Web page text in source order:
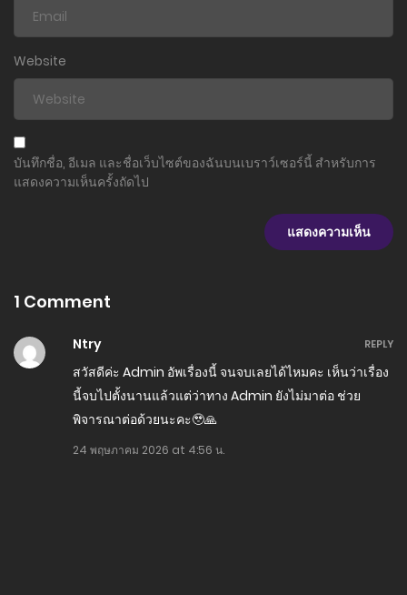
Website
บันทึกชื่อ, อีเมล และชื่อเว็บไซต์ของฉันบนเบราว์เซอร์นี้ สำหรับการ
แสดงความเห็นครั้งถัดไป
1 Comment
Ntry
สวัสดีค่ะ Admin อัพเรื่องนี้ จนจบเลยได้ไหมคะ เห็นว่าเรื่อง
นี้จบไปตั้งนานแล้วแต่ว่าทาง Admin ยังไม่มาต่อ ช่วย
พิจารณาต่อด้วยนะคะ🥹🙏
24 พฤษภาคม 2026 at 4:56 น.
REPLY